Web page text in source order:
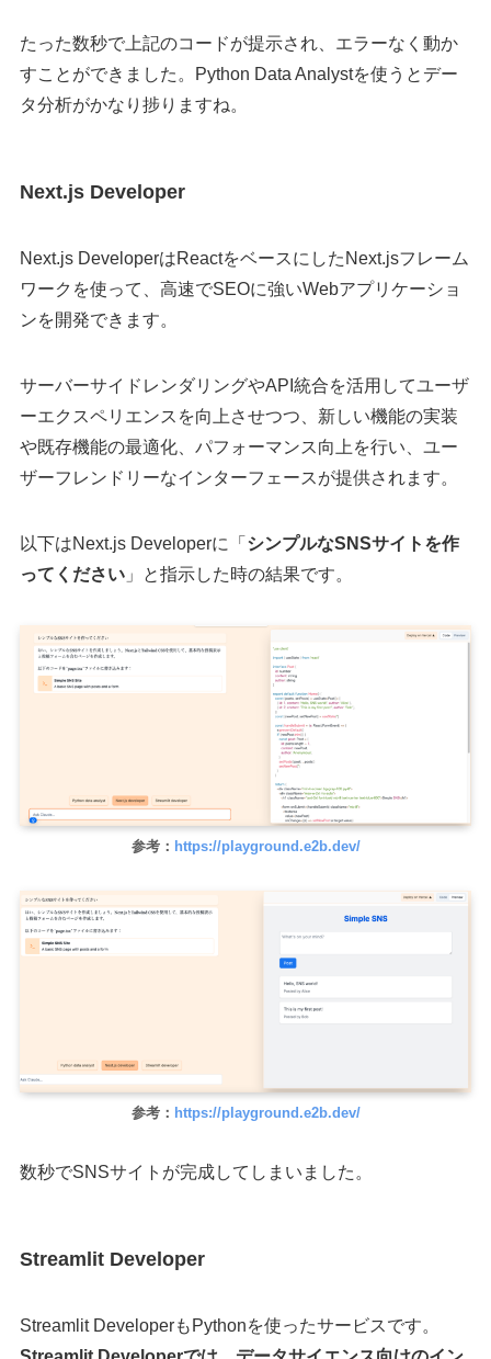
たった数秒で上記のコードが提示され、エラーなく動か
すことができました。Python Data Analystを使うとデー
タ分析がかなり捗りますね。
Next.js Developer
Next.js DeveloperはReactをベースにしたNext.jsフレーム
ワークを使って、高速でSEOに強いWebアプリケーショ
ンを開発できます。
サーバーサイドレンダリングやAPI統合を活用してユーザ
ーエクスペリエンスを向上させつつ、新しい機能の実装
や既存機能の最適化、パフォーマンス向上を行い、ユー
ザーフレンドリーなインターフェースが提供されます。
以下はNext.js Developerに「 シンプルなSNSサイトを作
ってください」と指示した時の結果です。
参考： https://playground.e2b.dev/
参考： https://playground.e2b.dev/
数秒でSNSサイトが完成してしまいました。
Streamlit Developer
Streamlit DeveloperもPythonを使ったサービスです。